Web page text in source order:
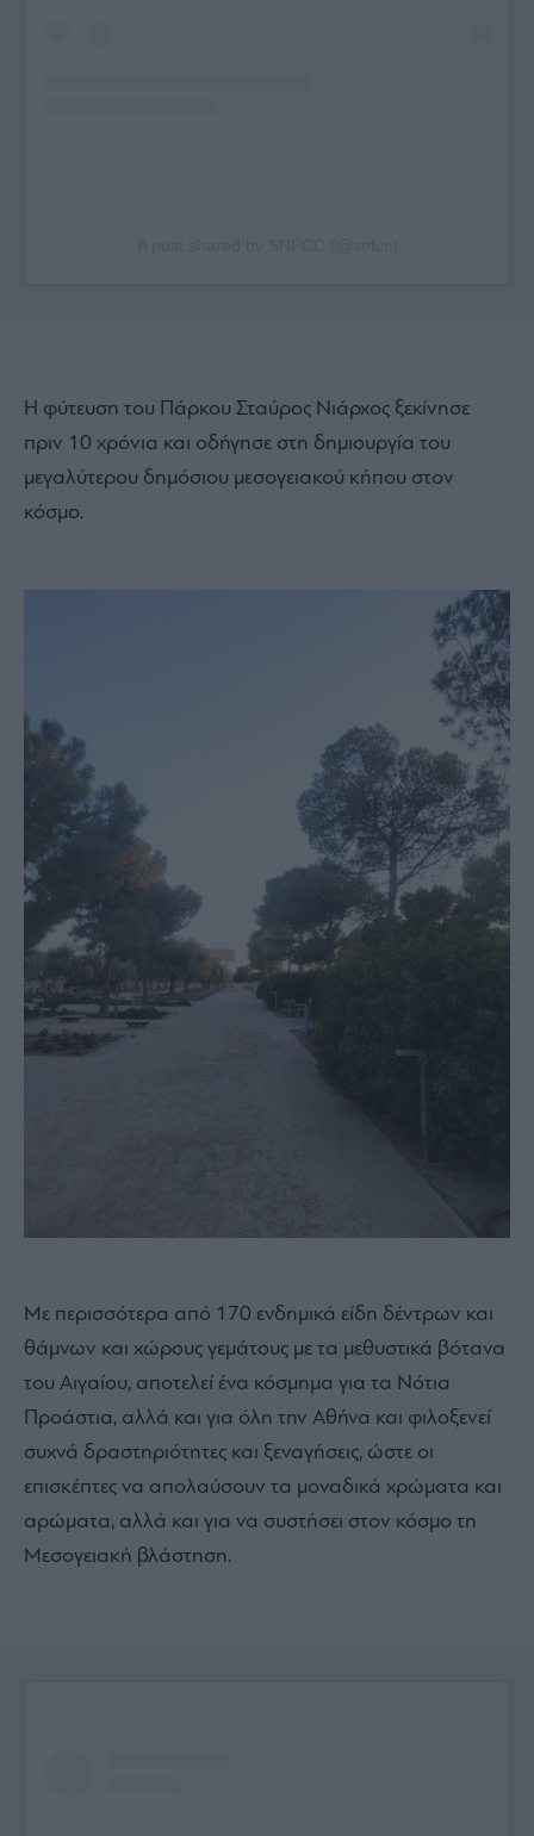
Η φύτευση του Πάρκου Σταύρος Νιάρχος ξεκίνησε
πριν 10 χρόνια και οδήγησε στη δημιουργία του
μεγαλύτερου δημόσιου μεσογειακού κήπου στον
κόσμο.
Με περισσότερα από 170 ενδημικά είδη δέντρων και
θάμνων και χώρους γεμάτους με τα μεθυστικά βότανα
του Αιγαίου, αποτελεί ένα κόσμημα για τα Νότια
Προάστια, αλλά και για όλη την Αθήνα και φιλοξενεί
συχνά δραστηριότητες και ξεναγήσεις, ώστε οι
επισκέπτες να απολαύσουν τα μοναδικά χρώματα και
αρώματα, αλλά και για να συστήσει στον κόσμο τη
Μεσογειακή βλάστηση.